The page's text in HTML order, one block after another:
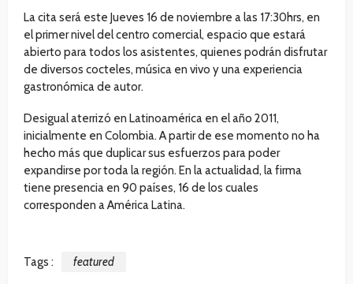
La cita será este Jueves 16 de noviembre a las 17:30hrs, en
el primer nivel del centro comercial, espacio que estará
abierto para todos los asistentes, quienes podrán disfrutar
de diversos cocteles, música en vivo y una experiencia
gastronómica de autor.
Desigual aterrizó en Latinoamérica en el año 2011,
inicialmente en Colombia. A partir de ese momento no ha
hecho más que duplicar sus esfuerzos para poder
expandirse por toda la región. En la actualidad, la firma
tiene presencia en 90 países, 16 de los cuales
corresponden a América Latina.
Tags : featured